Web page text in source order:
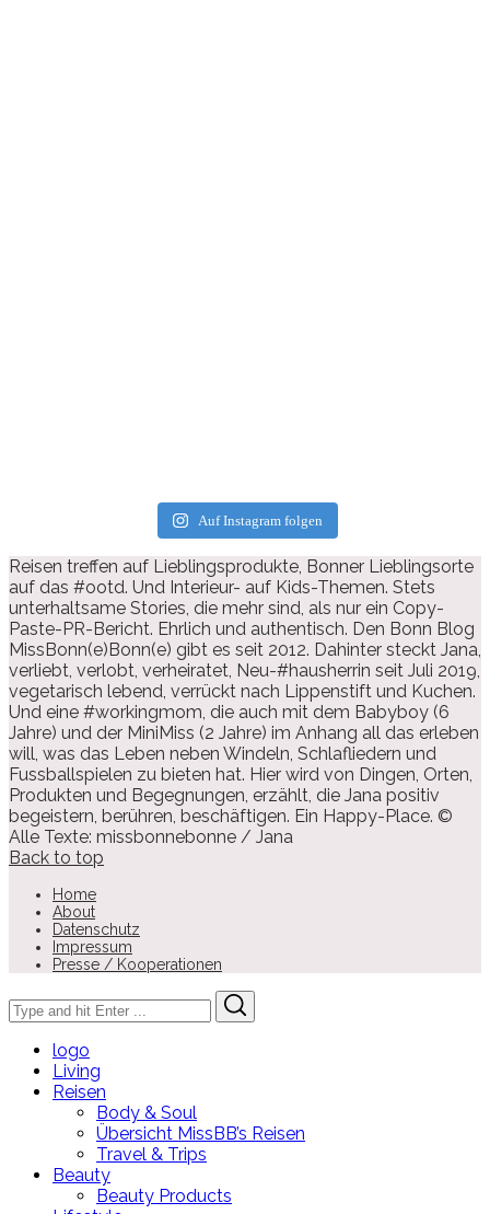
Auf Instagram folgen
Reisen treffen auf Lieblingsprodukte, Bonner Lieblingsorte
auf das #ootd. Und Interieur- auf Kids-Themen. Stets
unterhaltsame Stories, die mehr sind, als nur ein Copy-
Paste-PR-Bericht. Ehrlich und authentisch. Den Bonn Blog
MissBonn(e)Bonn(e) gibt es seit 2012. Dahinter steckt Jana,
verliebt, verlobt, verheiratet, Neu-#hausherrin seit Juli 2019,
vegetarisch lebend, verrückt nach Lippenstift und Kuchen.
Und eine #workingmom, die auch mit dem Babyboy (6
Jahre) und der MiniMiss (2 Jahre) im Anhang all das erleben
will, was das Leben neben Windeln, Schlafliedern und
Fussballspielen zu bieten hat. Hier wird von Dingen, Orten,
Produkten und Begegnungen, erzählt, die Jana positiv
begeistern, berühren, beschäftigen. Ein Happy-Place. ©
Alle Texte: missbonnebonne / Jana
Back to top
Home
About
Datenschutz
Impressum
Presse / Kooperationen
Search
for:
logo
Living
Reisen
Body & Soul
Übersicht MissBB’s Reisen
Travel & Trips
Beauty
Beauty Products